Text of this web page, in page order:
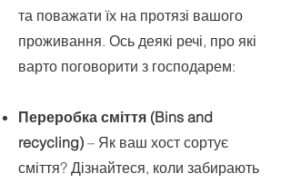
та поважати їх на протязі вашого
проживання. Ось деякі речі, про які
варто поговорити з господарем:
Переробка сміття (Bins and
recycling) – Як ваш хост сортує
сміття? Дізнайтеся, коли забирають